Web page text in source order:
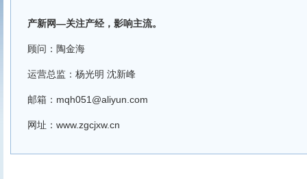
产新网—关注产经，影响主流。
顾问：陶金海
运营总监：杨光明 沈新峰
邮箱： mqh051@aliyun.com
网址： www.zgcjxw.cn